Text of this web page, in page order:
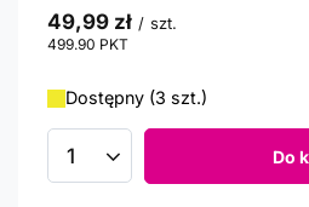
49,99 zł / szt.
499.90 PKT
Dostępny (3 szt.)
Ilość produktów Do